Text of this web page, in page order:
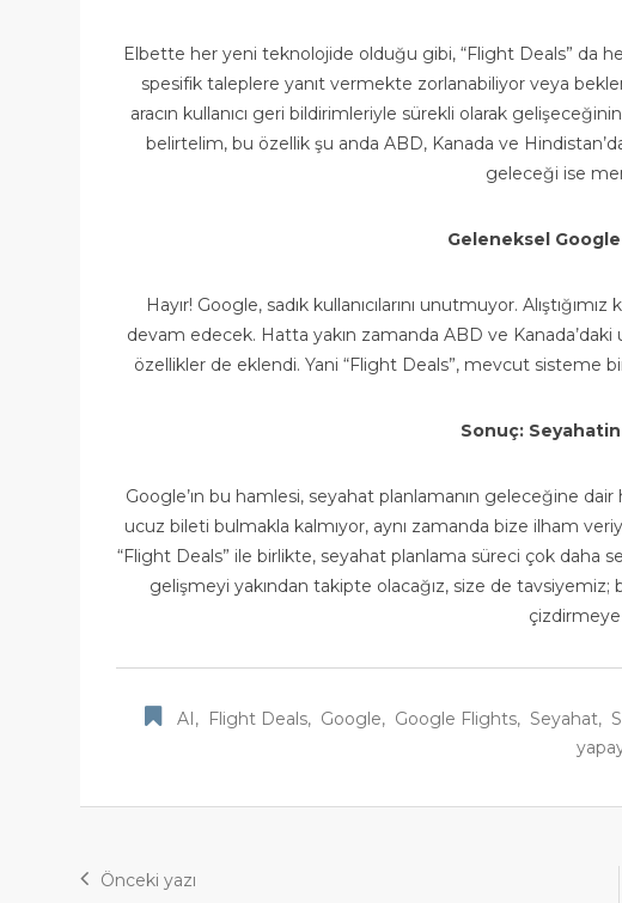
Elbette her yeni teknolojide olduğu gibi, “Flight Deals” da
spesifik taleplere yanıt vermekte zorlanabiliyor veya
aracın kullanıcı geri bildirimleriyle sürekli olarak
belirtelim, bu özellik şu anda ABD, Kanada ve
geleceği ise
Geleneksel Google
Hayır! Google, sadık kullanıcılarını unutmuyor.
devam edecek. Hatta yakın zamanda ABD ve Kanada’daki
özellikler de eklendi. Yani “Flight Deals”, mevcut sisteme
Sonuç:
Google’ın bu hamlesi, seyahat planlamanın geleceğine
ucuz bileti bulmakla kalmıyor, aynı zamanda bize ilham
“Flight Deals” ile birlikte, seyahat planlama süreci çok daha
gelişmeyi yakından takipte olacağız, size de tavsiyemiz;
çizdirmeye
AI, Flight Deals, Google, Google Flights, Seyahat,
Önceki yazı